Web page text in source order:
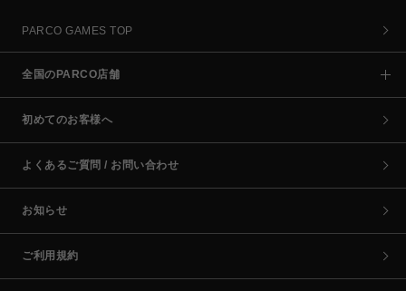
PARCO GAMES TOP
全国のPARCO店舗
初めてのお客様へ
よくあるご質問 / お問い合わせ
お知らせ
ご利用規約